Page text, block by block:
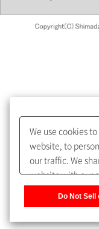
めします
My SHIMADZU for
取扱説明書・
うになります。
We use cookies
website, to
our traffic. We
website with our
Do Not Sell